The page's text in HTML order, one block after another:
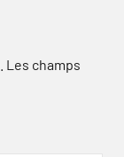
Les champs